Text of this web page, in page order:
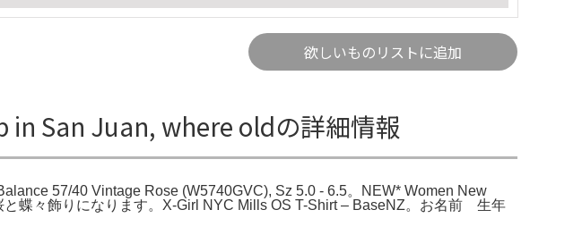
欲しいものリストに追加
San Juan, where oldの詳細情報
57/40 Vintage Rose (W5740GVC), Sz 5.0 - 6.5。NEW* Women New
蝶々飾りになります。X-Girl NYC Mills OS T-Shirt – BaseNZ。お名前 生年